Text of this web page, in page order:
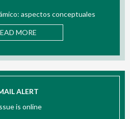
aspectos conceptuales
ALERT
is online